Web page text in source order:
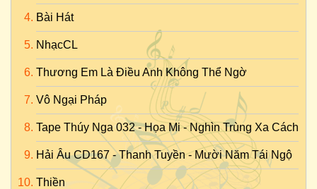
Bài Hát
NhạcCL
Thương Em Là Điều Anh Không Thể Ngờ
Vô Ngại Pháp
Tape Thúy Nga 032 - Họa Mi - Nghìn Trùng Xa Cách
Hải Âu CD167 - Thanh Tuyền - Mười Năm Tái Ngộ
Thiền